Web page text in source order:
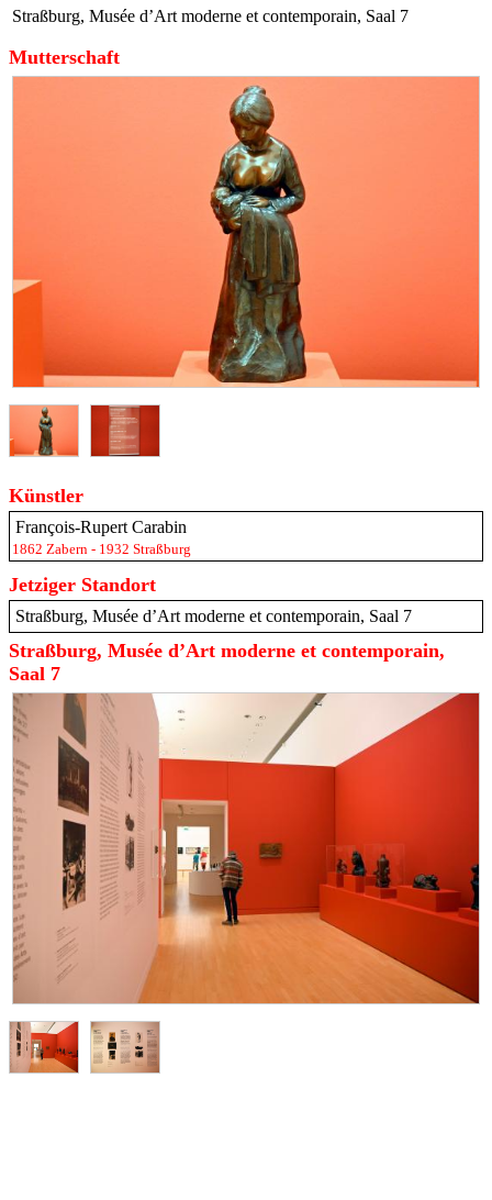
Straßburg, Musée d’Art moderne et contemporain, Saal 7
Mutterschaft
Künstler
François-Rupert Carabin
1862 Zabern - 1932 Straßburg
Jetziger Standort
Straßburg, Musée d’Art moderne et contemporain, Saal 7
Straßburg, Musée d’Art moderne et contemporain,
Saal 7